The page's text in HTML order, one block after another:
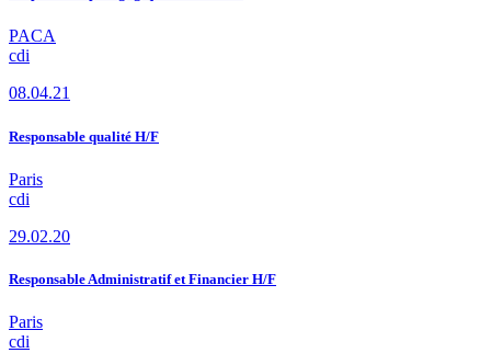
PACA
cdi
08.04.21
Responsable qualité H/F
Paris
cdi
29.02.20
Responsable Administratif et Financier H/F
Paris
cdi